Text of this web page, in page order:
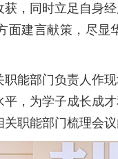
，同时立足自身
面建言献策，尽
能部门负责人作
，为学子成长成
职能部门梳理会